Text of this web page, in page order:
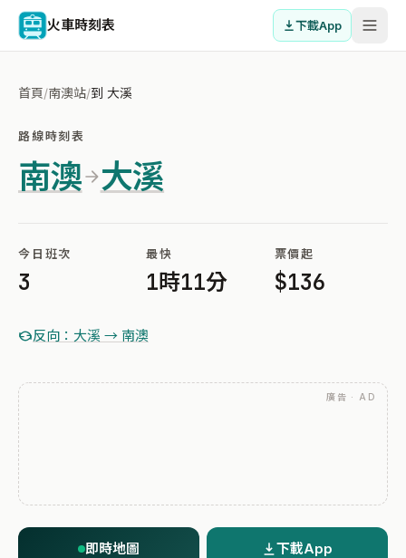
火車時刻表 下載App
首頁/南澳站/到 大溪
路線時刻表
南澳 大溪
今日班次
3
最快
1時11分
票價起
$136
反向：大溪 → 南澳
廣告 · AD
即時地圖 下載App